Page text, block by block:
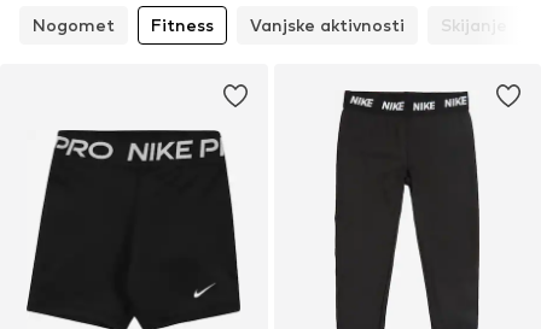
Nogomet
Fitness Vanjske aktivnosti Skijanje